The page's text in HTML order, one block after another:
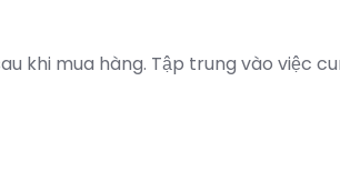
khi mua hàng. Tập trung vào việc